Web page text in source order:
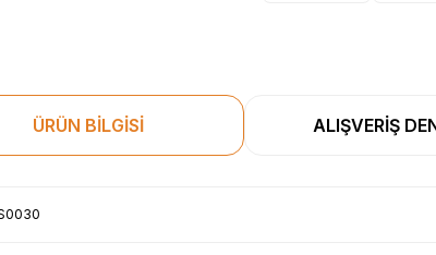
ÜRÜN BİLGİSİ ALIŞVERİŞ